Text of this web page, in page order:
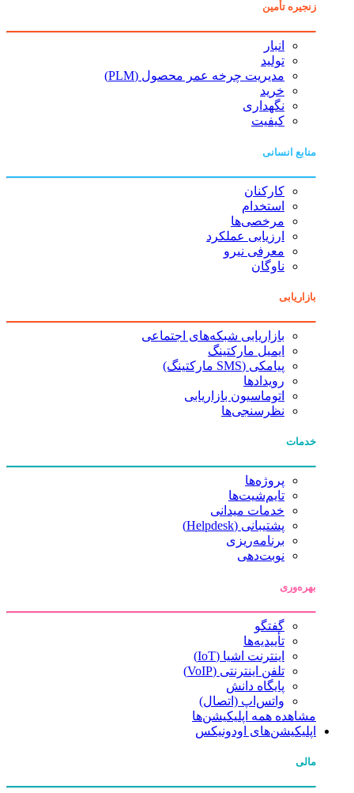
زنجیره تأمین
انبار
تولید
مدیریت چرخه عمر محصول (PLM)
خرید
نگهداری
کیفیت
منابع انسانی
کارکنان
استخدام
مرخصی‌ها
ارزیابی عملکرد
معرفی نیرو
ناوگان
بازاریابی
بازاریابی شبکه‌های اجتماعی
ایمیل مارکتینگ
پیامکی (SMS مارکتینگ)
رویدادها
اتوماسیون بازاریابی
نظرسنجی‌ها
خدمات
پروژه‌ها
تایم‌شیت‌ها
خدمات میدانی
پشتیبانی (Helpdesk)
برنامه‌ریزی
نوبت‌دهی
بهره‌وری
گفتگو
تأییدیه‌ها
اینترنت اشیا (IoT)
تلفن اینترنتی (VoIP)
پایگاه دانش
واتس‌اپ (اتصال)
مشاهده همه اپلیکیشن‌ها
اپلیکیشن‌های اودونیکس
مالی